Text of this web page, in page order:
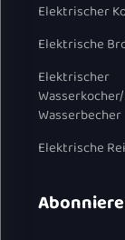
Elektrischer
Elektrische
Elektrischer
Wasserbecher
Elektrische